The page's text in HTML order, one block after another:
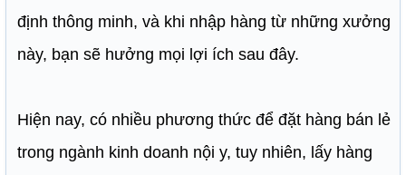
định thông minh, và khi nhập hàng từ những xưởng
này, bạn sẽ hưởng mọi lợi ích sau đây.
Hiện nay, có nhiều phương thức để đặt hàng bán lẻ
trong ngành kinh doanh nội y, tuy nhiên, lấy hàng